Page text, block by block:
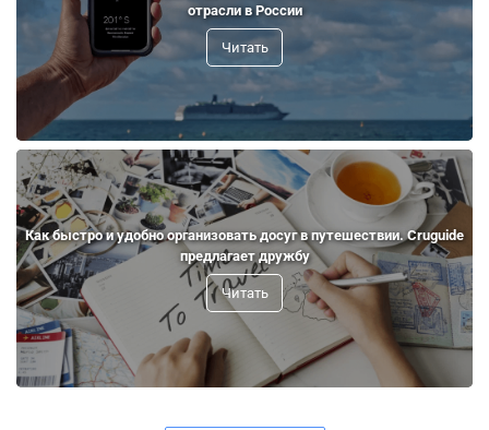
отрасли в России
Читать
Как быстро и удобно организовать досуг в путешествии. Cruguide
предлагает дружбу
Читать